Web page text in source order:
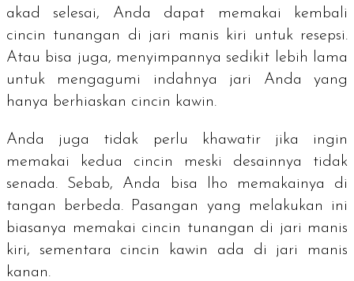
akad selesai, Anda dapat memakai kembali
cincin tunangan di jari manis kiri untuk resepsi.
Atau bisa juga, menyimpannya sedikit lebih lama
untuk mengagumi indahnya jari Anda yang
hanya berhiaskan cincin kawin.
Anda juga tidak perlu khawatir jika ingin
memakai kedua cincin meski desainnya tidak
senada. Sebab, Anda bisa lho memakainya di
tangan berbeda. Pasangan yang melakukan ini
biasanya memakai cincin tunangan di jari manis
kiri, sementara cincin kawin ada di jari manis
kanan.